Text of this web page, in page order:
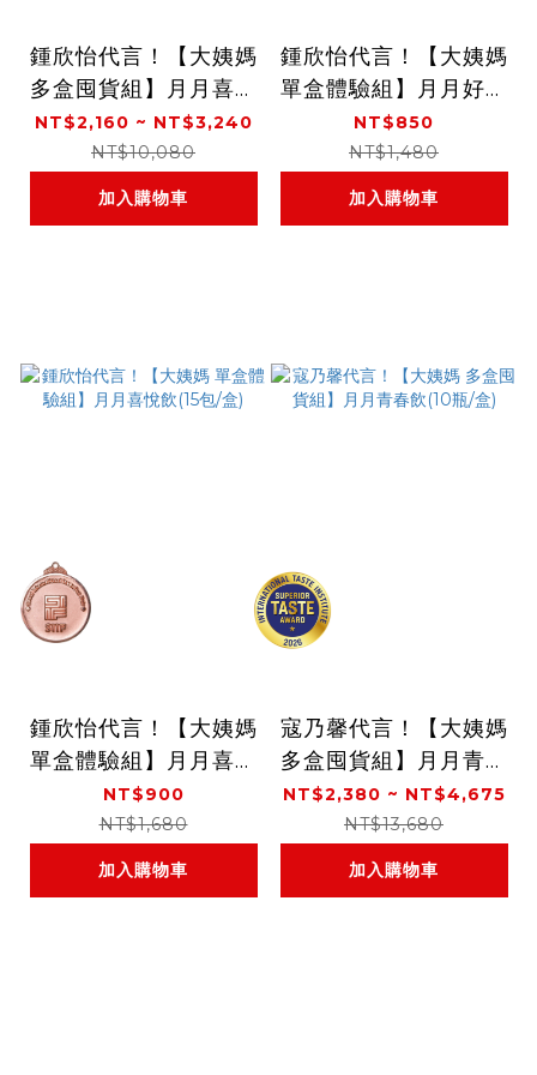
鍾欣怡代言！【大姨媽
多盒囤貨組】月月喜悅
飲(15包/盒)
NT$2,160 ~ NT$3,240
NT$10,080
加入購物車
鍾欣怡代言！【大姨媽
單盒體驗組】月月好事
飲(15包/盒)
NT$850
NT$1,480
加入購物車
鍾欣怡代言！【大姨媽
單盒體驗組】月月喜悅
飲(15包/盒)
NT$900
NT$1,680
加入購物車
寇乃馨代言！【大姨媽
多盒囤貨組】月月青春
飲(10瓶/盒)
NT$2,380 ~ NT$4,675
NT$13,680
加入購物車